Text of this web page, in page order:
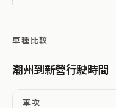
車種比較
潮州到新營行駛時間
車次